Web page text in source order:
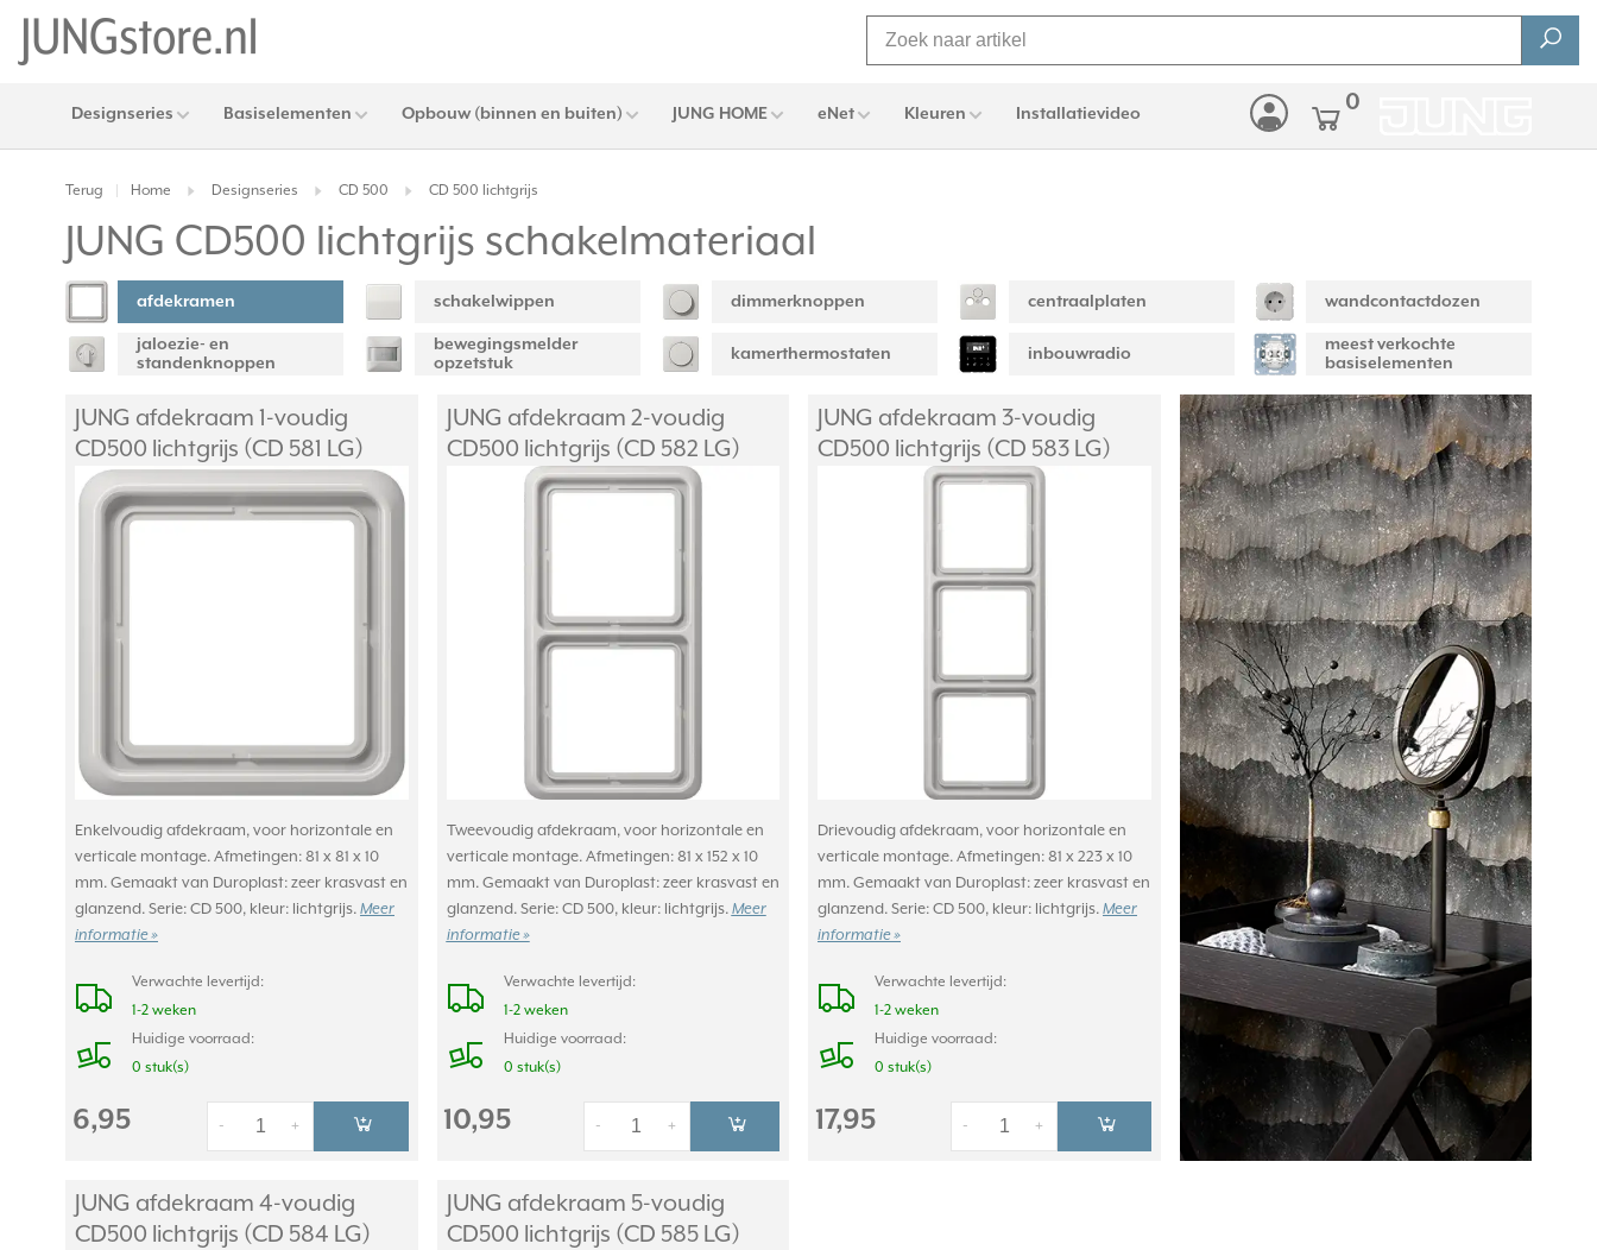
Designseries Basiselementen Opbouw (binnen en buiten) JUNG HOME eNet Kleuren Installatievideo 0
Terug Home Designseries CD 500 CD 500 lichtgrijs
JUNG CD500 lichtgrijs schakelmateriaal
afdekramen schakelwippen dimmerknoppen centraalplaten wandcontactdozen
jaloezie- en
standenknoppen
bewegingsmelder
opzetstuk
kamerthermostaten inbouwradio
meest verkochte
basiselementen
JUNG afdekraam 1-voudig
CD500 lichtgrijs (CD 581 LG)
Enkelvoudig afdekraam, voor horizontale en
verticale montage. Afmetingen: 81 x 81 x 10
mm. Gemaakt van Duroplast: zeer krasvast en
glanzend. Serie: CD 500, kleur: lichtgrijs. Meer
informatie »
Verwachte levertijd:
1-2 weken
Huidige voorraad:
0 stuk(s)
6,95 +
-
JUNG afdekraam 2-voudig
CD500 lichtgrijs (CD 582 LG)
Tweevoudig afdekraam, voor horizontale en
verticale montage. Afmetingen: 81 x 152 x 10
mm. Gemaakt van Duroplast: zeer krasvast en
glanzend. Serie: CD 500, kleur: lichtgrijs. Meer
informatie »
Verwachte levertijd:
1-2 weken
Huidige voorraad:
0 stuk(s)
10,95 +
-
JUNG afdekraam 3-voudig
CD500 lichtgrijs (CD 583 LG)
Drievoudig afdekraam, voor horizontale en
verticale montage. Afmetingen: 81 x 223 x 10
mm. Gemaakt van Duroplast: zeer krasvast en
glanzend. Serie: CD 500, kleur: lichtgrijs. Meer
informatie »
Verwachte levertijd:
1-2 weken
Huidige voorraad:
0 stuk(s)
17,95 +
-
JUNG afdekraam 4-voudig
CD500 lichtgrijs (CD 584 LG)
JUNG afdekraam 5-voudig
CD500 lichtgrijs (CD 585 LG)